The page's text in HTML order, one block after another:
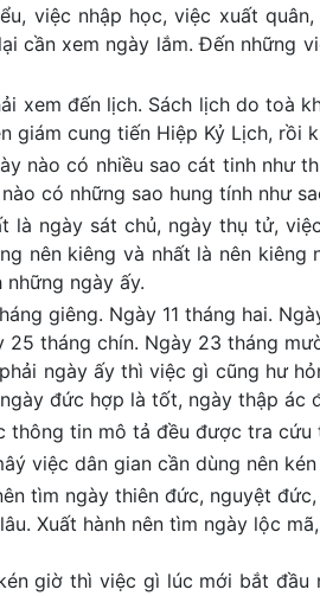
việc nhập học, việc xuất
cần xem ngày lắm. Đến những
xem đến lịch. Sách lịch do toà
giám cung tiến Hiệp Kỷ Lịch, rồi
nào có nhiều sao cát tinh như
có những sao hung tính như
là ngày sát chủ, ngày thụ tử,
nên kiêng và nhất là nên
những ngày ấy.
giêng. Ngày 11 tháng hai.
25 tháng chín. Ngày 23 tháng
ngày ấy thì việc gì cũng hư
đức hợp là tốt, ngày thập ác
thông tin mô tả đều được tra cứu
việc dân gian cần dùng nên kén
tìm ngày thiên đức, nguyệt
Xuất hành nên tìm ngày lộc
giờ thì việc gì lúc mới bắt đầu